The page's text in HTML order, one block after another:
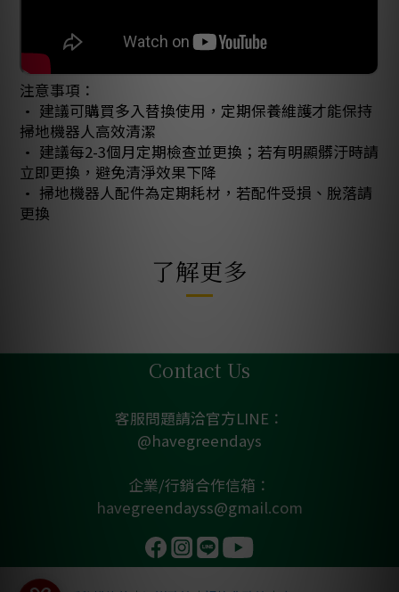
注意事項：
• 建議可購買多入替換使用，定期保養維護才能保持
掃地機器人高效清潔
• 建議每2-3個月定期檢查並更換；若有明顯髒汙時請
立即更換，避免清淨效果下降
• 掃地機器人配件為定期耗材，若配件受損、脫落請
更換
了解更多
Contact Us
客服問題請洽官方LINE：
@havegreendays
企業/行銷合作信箱：
havegreendayss@gmail.com